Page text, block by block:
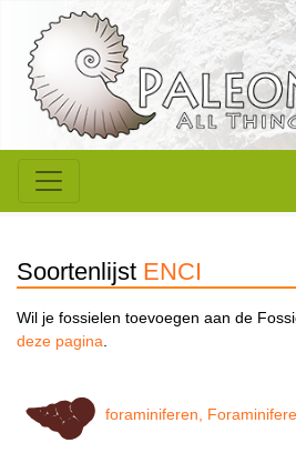
Soortenlijst ENCI
Wil je fossielen toevoegen aan de
deze pagina.
foraminiferen,